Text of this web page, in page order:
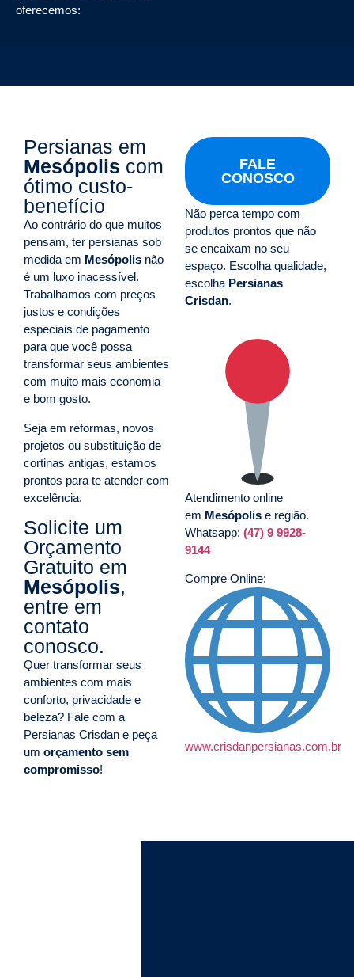
oferecemos:
Persianas em
Mesópolis com
ótimo custo-
benefício
Ao contrário do que muitos
pensam, ter persianas sob
medida em Mesópolis não
é um luxo inacessível.
Trabalhamos com preços
justos e condições
especiais de pagamento
para que você possa
transformar seus ambientes
com muito mais economia
e bom gosto.
Seja em reformas, novos
projetos ou substituição de
cortinas antigas, estamos
prontos para te atender com
excelência.
Solicite um
Orçamento
Gratuito em
Mesópolis,
entre em
contato
conosco.
Quer transformar seus
ambientes com mais
conforto, privacidade e
beleza? Fale com a
Persianas Crisdan e peça
um orçamento sem
compromisso!
FALE
CONOSCO
Não perca tempo com
produtos prontos que não
se encaixam no seu
espaço. Escolha qualidade,
escolha Persianas
Crisdan.
Atendimento online
em Mesópolis e região.
Whatsapp: (47) 9 9928-
9144
Compre Online:
www.crisdanpersianas.com.br